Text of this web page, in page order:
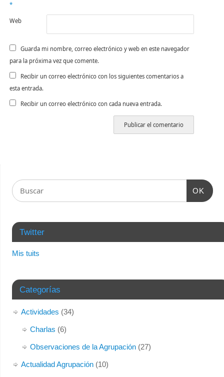
*
Web
Guarda mi nombre, correo electrónico y web en este navegador
para la próxima vez que comente.
Recibir un correo electrónico con los siguientes comentarios a
esta entrada.
Recibir un correo electrónico con cada nueva entrada.
OK
Twitter
Mis tuits
Categorías
Actividades (34)
Charlas (6)
Observaciones de la Agrupación(27)
Actualidad Agrupación(10)